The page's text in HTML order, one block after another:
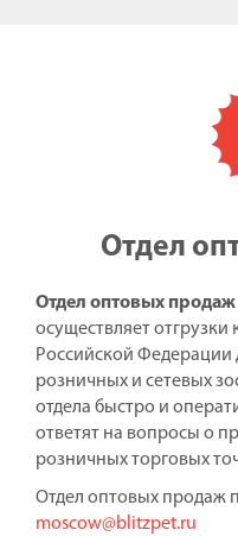
Отдел
Отдел оптовых продаж
осуществляет
Российской Федерации
розничных и сетевых
отдела быстро и
ответят на вопросы о
розничных торговых
Отдел оптовых продаж
moscow@blitzpet.ru